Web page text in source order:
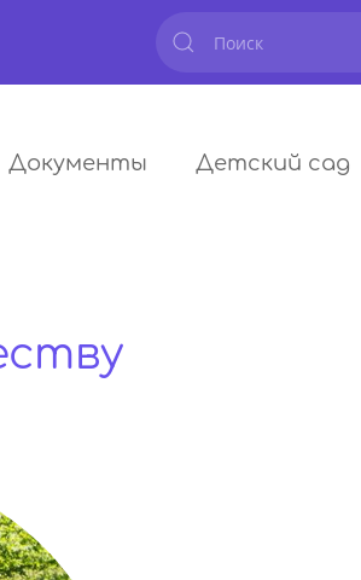
Документы Детский сад